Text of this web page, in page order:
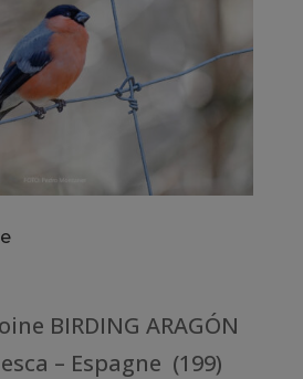
BIRDING ARAGÓN
– Espagne (199)